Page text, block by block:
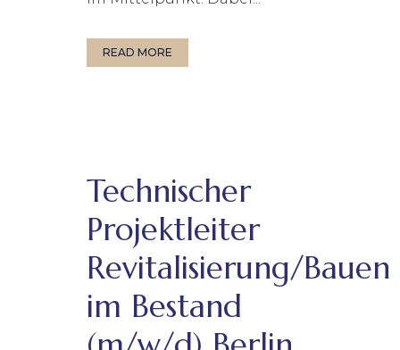
READ MORE
Technischer
Projektleiter
Revitalisierung/Bauen
im Bestand